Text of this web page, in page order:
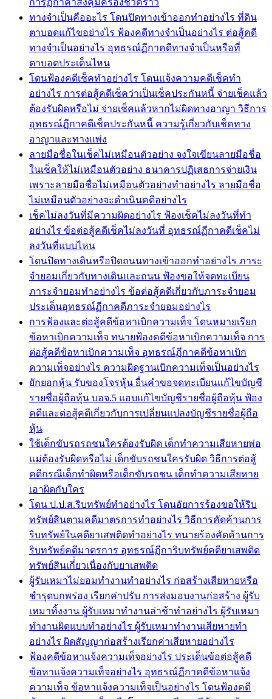
ทางจำเป็นคืออะไร โดนปิดทางเข้าออกทำอย่างไร ที่ดิน
ตาบอดแก้ไขอย่างไร ฟ้องคดีทางจำเป็นอย่างไร ต่อสู้คดี
ทางจำเป็นอย่างไร อุทธรณ์ฏีกาคดีทางจำเป็นหรือที่
ตาบอดประเด็นไหน
โดนฟ้องคดีเช็คทำอย่างไร โดนแจ้งความคดีเช็คทำ
อย่างไร การต่อสู้คดีเช็คว่าเป็นเช็คประกันหนี้ จ่ายเช็คแล้ว
ต้องรับผิดหรือไม่ จ่ายเช็คแล้วหากไม่ผิดทางอาญา วิธีการ
อุทธรณ์ฏีกาคดีเช็คประกันหนี้ ความรู้เกี่ยวกับเช็คทาง
อาญาและทางแพ่ง
ลายมือชื่อในเช็คไม่เหมือนตัวอย่าง จงใจเขียนลายมือชื่อ
ในเช็คให้ไม่เหมือนตัวอย่าง ธนาคารปฏิเสธการจ่ายเงิน
เพราะลายมือชื่อไม่เหมือนตัวอย่างทำอย่างไร ลายมือชื่อ
ไม่เหมือนตัวอย่างจะดำเนินคดีอย่างไร
เช็คไม่ลงวันที่มีความผิดอย่างไร ฟ้องเช็คไม่ลงวันที่ทำ
อย่างไร ข้อต่อสู้คดีเช็คไม่ลงวันที่ อุทธรณ์ฏีกาคดีเช็คไม่
ลงวันที่แบบไหน
โดนปิดทางเดินหรือปิดถนนทางเข้าออกทำอย่างไร ภาระ
จำยอมเกี่ยวกับทางเดินและถนน ฟ้องขอให้จดทะเบียน
ภาระจำยอมทำอย่างไร ข้อต่อสู้คดีเกี่ยวกับภาระจำยอม
ประเด็นอุทธรณ์ฏีกาคดีภาระจำยอมอย่างไร
การฟ้องและต่อสู้คดีข้อหาเบิกความเท็จ โดนหมายเรียก
ข้อหาเบิกความเท็จ ทนายฟ้องคดีข้อหาเบิกความเท็จ การ
ต่อสู้คดีข้อหาเบิกความเท็จ อุทธรณ์ฏีกาคดีข้อหาเบิก
ความเท็จอย่างไร ความผิดฐานเบิกความเท็จเป็นอย่างไร
ยักยอกหุ้น รับของโจรหุ้น ยื่นคำขอจดทะเบียนแก้ไขบัญชี
รายชื่อผู้ถือหุ้น บอจ.5 แอบแก้ไขบัญชีรายชื่อผู้ถือหุ้น ฟ้อง
คดีและต่อสู้คดีเกี่ยวกับการเปลี่ยนแปลงบัญชีรายชื่อผู้ถือ
หุ้น
ใช้เด็กขับรถรถชนใครต้องรับผิด เด็กทำความเสียหายพ่อ
แม่ต้องรับผิดหรือไม่ เด็กขับรถชนใครรับผิด วิธีการต่อสู้
คดีกรณีเด็กทำผิดหรือเด็กขับรถชน เด็กทำความเสียหาย
เอาผิดกับใคร
โดน ป.ป.ส.ริบทรัพย์ทำอย่างไร โดนอัยการร้องขอให้ริบ
ทรัพย์สินตามคดีมาตรการทำอย่างไร วิธีการคัดค้านการ
ริบทรัพย์ในคดียาเสพติดทำอย่างไร ทนายร้องคัดค้านการ
ริบทรัพย์คดีมาตรการ อุทธรณ์ฏีการิบทรัพย์คดียาเสพติด
ทรัพย์สินเกี่่ยวเนื่องกับยาเสพติด
ผู้รับเหมาไม่ยอมทำงานทำอย่างไร ก่อสร้างเสียหายหรือ
ชำรุดบกพร่อง เรียกค่าปรับ การส่งมอบงานก่อสร้าง ผู้รับ
เหมาทิ้งงาน ผู้รับเหมาทำงานล่าช้าทำอย่างไร ผู้รับเหมา
ทำงานผิดแบบทำอย่างไร ผู้รับเหมาทำงานเสียหายทำ
อย่างไร ผิดสัญญาก่อสร้างเรียกค่าเสียหายอย่างไร
ฟ้องคดีข้อหาแจ้งความเท็จอย่างไร ประเด็นข้อต่อสู้คดี
ข้อหาแจ้งความเท็จอย่างไร อุทธรณ์ฏีกาคดีข้อหาแจ้ง
ความเท็จ ข้อหาแจ้งความเท็จเป็นอย่างไร โดนฟ้องคดี